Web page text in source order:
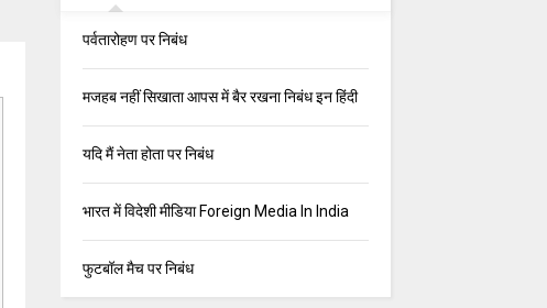
पर्वतारोहण पर निबंध
मजहब नहीं सिखाता आपस में बैर रखना निबंध इन हिंदी
यदि मैं नेता होता पर निबंध
भारत में विदेशी मीडिया Foreign Media In India
फुटबॉल मैच पर निबंध